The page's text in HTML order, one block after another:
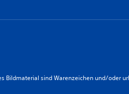
sind Warenzeichen und/oder